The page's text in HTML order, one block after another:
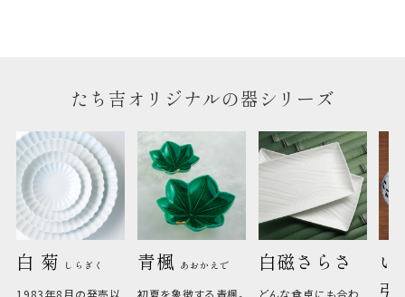
たち吉オリジナルの器シリーズ
白 菊 しらぎく
1983年8月の発売以
青楓 あおかえで
初夏を象徴する青楓。
白磁さらさ
どんな食卓にも合わ
い